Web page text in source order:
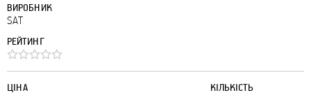
ВИРОБНИК
SAT
РЕЙТИНГ
КІЛЬКІСТЬ
ЦІНА